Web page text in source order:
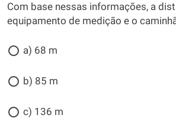
Com base nessas informações, a
equipamento de medição e o
a) 68 m
b) 85 m
c) 136 m